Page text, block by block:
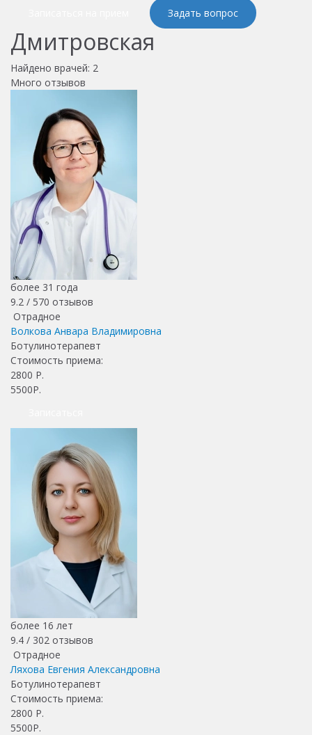
Задать вопрос
Дмитровская
Найдено врачей: 2
Много отзывов
более 31 года
9.2 / 570 отзывов
Отрадное
Волкова Анвара Владимировна
Ботулинотерапевт
Стоимость приема:
2800 Р.
5500Р.
более 16 лет
9.4 / 302 отзывов
Отрадное
Ляхова Евгения Александровна
Ботулинотерапевт
Стоимость приема:
2800 Р.
5500Р.